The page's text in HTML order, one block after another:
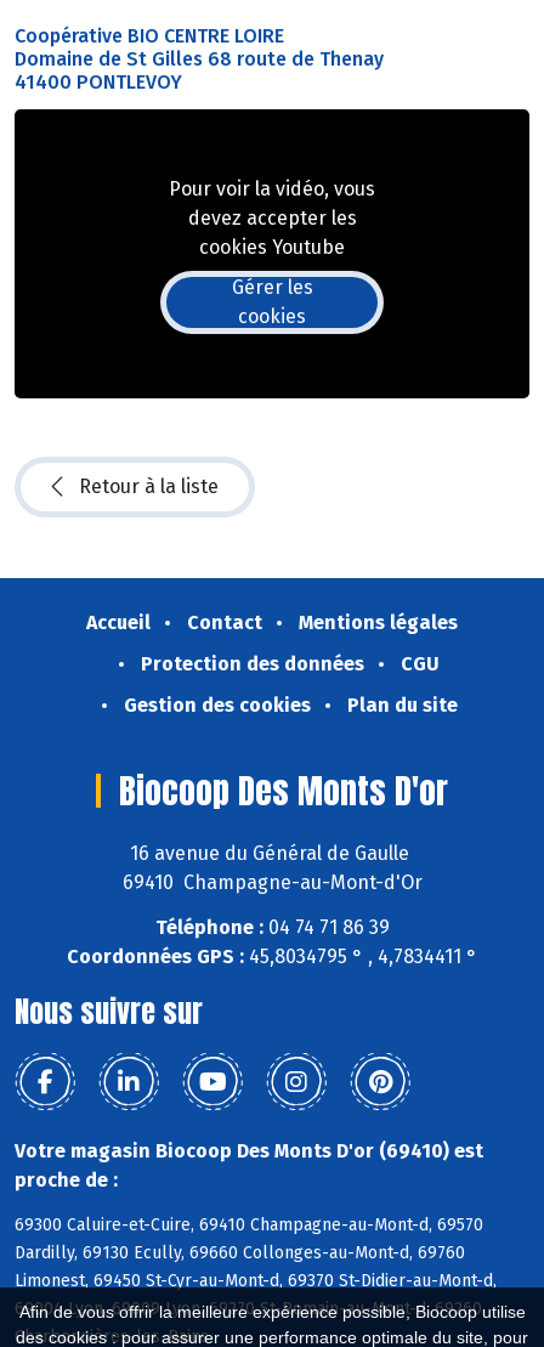
Afin de vous offrir la meilleure expérience possible, Biocoop utilise
des cookies : pour assurer une performance optimale du site, pour
Coopérative BIO CENTRE LOIRE
Domaine de St Gilles 68 route de Thenay
41400 PONTLEVOY
Pour voir la vidéo, vous
devez accepter les
cookies Youtube
Gérer les
cookies
Retour à la liste
Accueil Contact
Mentions légales
Protection des données
CGU
Gestion des cookies
Plan du site
Biocoop Des Monts D'or
16 avenue du Général de Gaulle
69410 Champagne-au-Mont-d'Or
Téléphone :04 74 71 86 39
Coordonnées GPS : 45,8034795 ° , 4,7834411 °
Nous suivre sur
Votre magasin Biocoop Des Monts D'or (69410) est
proche de :
69300 Caluire-et-Cuire, 69410 Champagne-au-Mont-d, 69570
Dardilly, 69130 Ecully, 69660 Collonges-au-Mont-d, 69760
Limonest, 69450 St-Cyr-au-Mont-d, 69370 St-Didier-au-Mont-d,
69004 Lyon, 69009 Lyon, 69270 St-Romain-au-Mont-d, 69260
Charbonnières-les-Bains